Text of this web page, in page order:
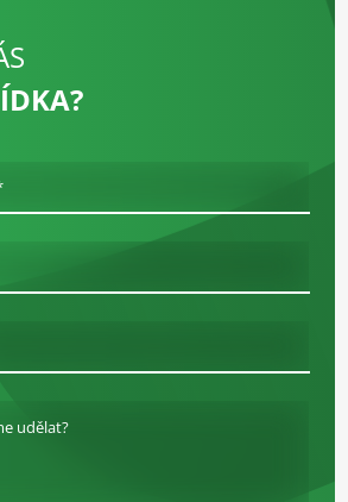
udělat?